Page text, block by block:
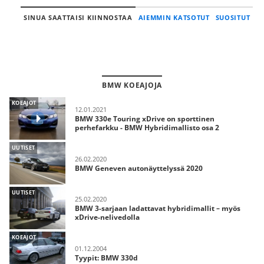
SINUA SAATTAISI KIINNOSTAA AIEMMIN KATSOTUT SUOSITUT
BMW KOEAJOJA
KOEAJOT
12.01.2021
BMW 330e Touring xDrive on sporttinen
perhefarkku - BMW Hybridimallisto osa 2
UUTISET
26.02.2020
BMW Geneven autonäyttelyssä 2020
UUTISET
25.02.2020
BMW 3-sarjaan ladattavat hybridimallit – myös
xDrive-nelivedolla
KOEAJOT
01.12.2004
Tyypit: BMW 330d